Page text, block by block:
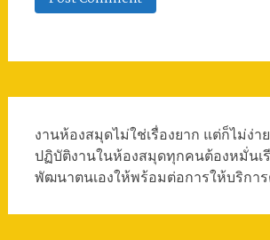
งานห้องสมุดไม่ใช่เรื่องยาก แต่ก็ไม่ง่า
ปฏิบัติงานในห้องสมุดทุกคนต้องหมั่นเ
พัฒนาตนเองให้พร้อมต่อการให้บริการ